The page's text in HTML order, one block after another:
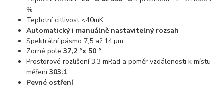
%
Teplotní citlivost <40mK
Automatický i manuálně nastavitelný rozsah
Spektrální pásmo 7,5 až 14 μm
Zorné pole37,2 °x 50 °
Prostorové rozlišení 3,3 mRad a poměr vzdálenosti k místu
měření303:1
Pevné ostření